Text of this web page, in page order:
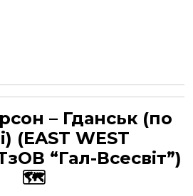
– Гданськ (по
(EAST WEST
“Гал-Всесвіт”)
🗺